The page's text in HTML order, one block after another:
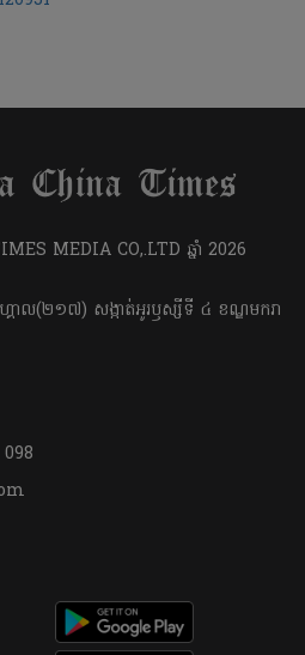
MEDIA CO,.LTD ឆ្នាំ​ 2026
ោល(២១៧) សង្កាត់អូរឫស្សីទី ៤ ខណ្ឌមករា